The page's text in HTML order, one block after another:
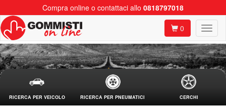
Compra online o contattaci allo 0818797018
0
RICERCA PER VEICOLO RICERCA PER PNEUMATICI CERCHI